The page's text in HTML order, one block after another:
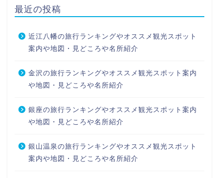
最近の投稿
近江八幡の旅行ランキングやオススメ観光スポット
案内や地図・見どころや名所紹介
金沢の旅行ランキングやオススメ観光スポット案内
や地図・見どころや名所紹介
銀座の旅行ランキングやオススメ観光スポット案内
や地図・見どころや名所紹介
銀山温泉の旅行ランキングやオススメ観光スポット
案内や地図・見どころや名所紹介